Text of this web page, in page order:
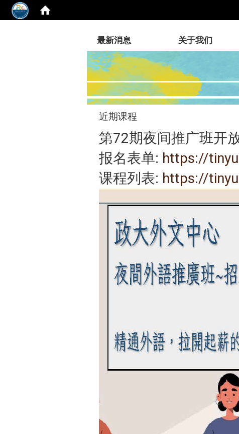
最新消息 关于我们
近期课程
第72期夜间推广班开
报名表单: https://
课程列表: https://